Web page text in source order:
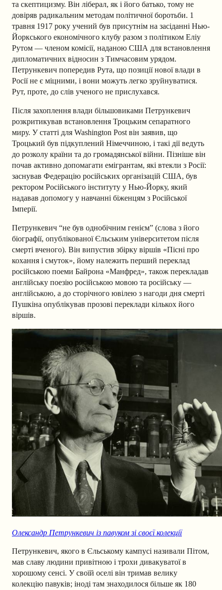
та скептицизму. Він ліберал, як і його батько, тому не
довіряв радикальним методам політичної боротьби. 1
травня 1917 року учений був присутнім на засіданні Нью-
Йоркського економічного клубу разом з політиком Еліу
Рутом — членом комісії, наданою США для встановлення
дипломатичних відносин з Тимчасовим урядом.
Петрункевич попередив Рута, що позиції нової влади в
Росії не є міцними, і вони можуть легко зруйнуватися.
Рут, проте, до слів ученого не прислухався.
Після захоплення влади більшовиками Петрункевич
розкритикував встановлення Троцьким сепаратного
миру. У статті для Washington Post він заявив, що
Троцький був підкуплений Німеччиною, і такі дії ведуть
до розколу країни та до громадянської війни. Пізніше він
почав активно допомагати емігрантам, які втекли з Росії:
заснував Федерацію російських організацій США, був
ректором Російського інституту у Нью-Йорку, який
надавав допомогу у навчанні біженцям з Російської
Імперії.
Петрункевич “не був однобічним генієм” (слова з його
біографії, опублікованої Єльським університетом після
смерті вченого). Він випустив збірку віршів «Пісні про
кохання і смуток», йому належить перший переклад
російською поеми Байрона «Манфред», також перекладав
англійську поезію російською мовою та російську —
англійською, а до сторічного ювілею з нагоди дня смерті
Пушкіна опублікував прозові переклади кількох його
віршів.
Олександр Петрункевич із павуком зі своєї колекції
Петрункевич, якого в Єльському кампусі називали Пітом,
мав славу людини привітною і трохи дивакуватої в
хорошому сенсі. У своїй оселі він тримав велику
колекцію павуків; іноді там знаходилося більше як 180